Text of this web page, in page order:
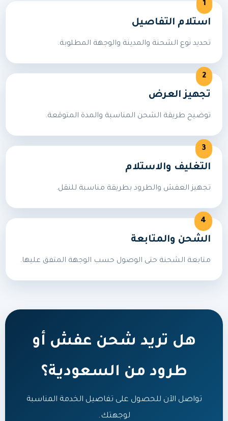
استلام التفاصيل
تحديد نوع الشحنة والمدينة والوجهة المطلوبة.
تجهيز العرض
توضيح طريقة الشحن المناسبة والمدة المتوقعة.
التغليف والاستلام
تجهيز العفش والطرود بطريقة مناسبة للنقل.
الشحن والمتابعة
متابعة الشحنة حتى الوصول حسب الوجهة المتفق عليها.
هل تريد شحن عفش أو
طرود من السعودية؟
تواصل الآن للحصول على تفاصيل الخدمة المناسبة
لوجهتك.